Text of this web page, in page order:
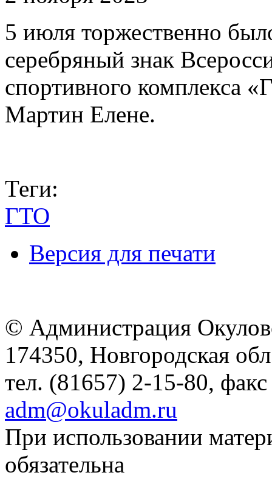
5 июля торжественно
серебряный знак
спортивного комплекса
Мартин Елене.
Теги:
ГТО
Версия для печати
© Администрация
174350, Новгородская
тел. (81657) 2-15-80,
adm@okuladm.ru
При использовании
обязательна